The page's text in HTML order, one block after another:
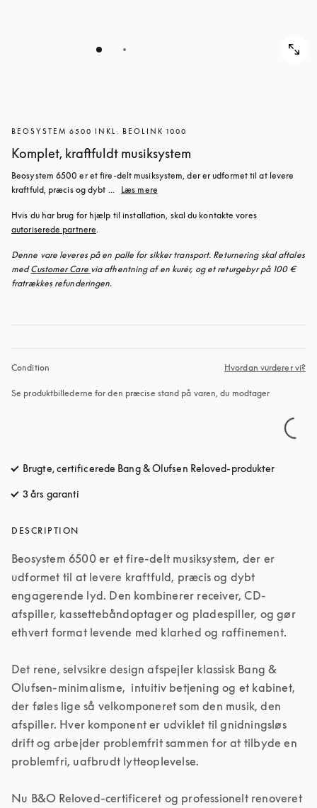
BEOSYSTEM 6500 INKL. BEOLINK 1000
Komplet, kraftfuldt musiksystem
Beosystem 6500 er et fire-delt musiksystem, der er udformet til at levere
kraftfuld, præcis og dybt ...
Læs mere
Hvis du har brug for hjælp til installation, skal du kontakte vores
autoriserede partnere.
Denne vare leveres på en palle for sikker transport. Returnering skal aftales
med Customer Care via afhentning af en kurér, og et returgebyr på 100 €
fratrækkes refunderingen.
Condition Hvordan vurderer vi?
Se produktbillederne for den præcise stand på varen, du modtager
Brugte, certificerede Bang & Olufsen Reloved-produkter
3 års garanti
DESCRIPTION
Beosystem 6500 er et fire-delt musiksystem, der er
udformet til at levere kraftfuld, præcis og dybt
engagerende lyd. Den kombinerer receiver, CD-
afspiller, kassettebåndoptager og pladespiller, og gør
ethvert format levende med klarhed og raffinement.
Det rene, selvsikre design afspejler klassisk Bang &
Olufsen-minimalisme,  intuitiv betjening og et kabinet,
der føles lige så velkomponeret som den musik, den
afspiller. Hver komponent er udviklet til gnidningsløs
drift og arbejder problemfrit sammen for at tilbyde en
problemfri, uafbrudt lytteoplevelse.
Nu B&O Reloved-certificeret og professionelt renoveret